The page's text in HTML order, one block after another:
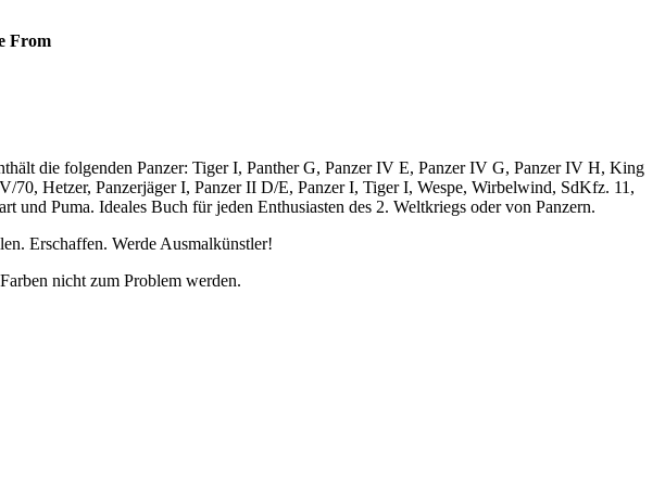
From
die folgenden Panzer: Tiger I, Panther G, Panzer IV E, Panzer IV G, Panzer IV H, King
Hetzer, Panzerjäger I, Panzer II D/E, Panzer I, Tiger I, Wespe, Wirbelwind, SdKfz. 11,
Puma. Ideales Buch für jeden Enthusiasten des 2. Weltkriegs oder von Panzern.
Erschaffen. Werde Ausmalkünstler!
nicht zum Problem werden.